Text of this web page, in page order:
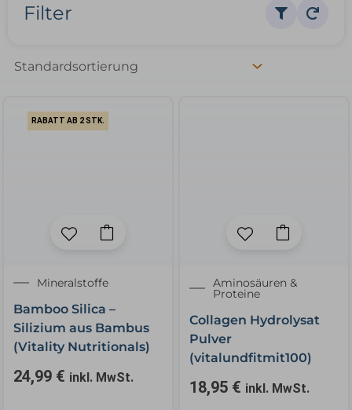
Filter
RABATT AB 2 STK.
Mineralstoffe
Bamboo Silica –
Silizium aus Bambus
(Vitality Nutritionals)
24,99 € inkl. MwSt.
Aminosäuren &
Proteine
Collagen Hydrolysat
Pulver
(vitalundfitmit100)
18,95 € inkl. MwSt.